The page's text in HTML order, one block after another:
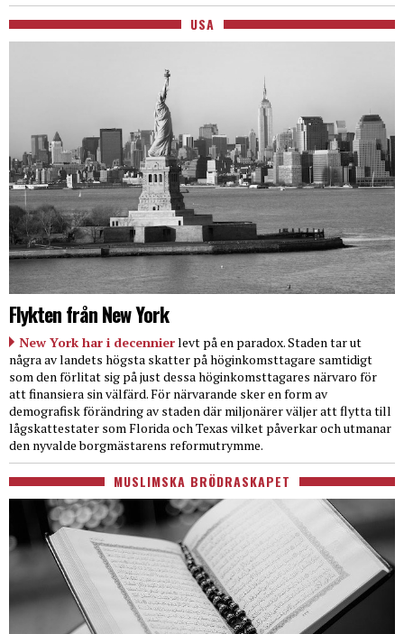
USA
Flykten från New York
New York har i decennierlevt på en paradox. Staden tar ut
några av landets högsta skatter på höginkomsttagare samtidigt
som den förlitat sig på just dessa höginkomsttagares närvaro för
att finansiera sin välfärd. För närvarande sker en form av
demografisk förändring av staden där miljonärer väljer att flytta till
lågskattestater som Florida och Texas vilket påverkar och utmanar
den nyvalde borgmästarens reformutrymme.
MUSLIMSKA BRÖDRASKAPET